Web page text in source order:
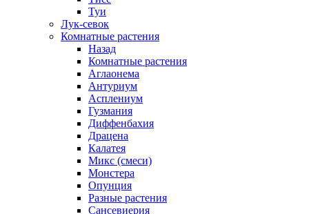
Туи
Лук-севок
Комнатные растения
Назад
Комнатные растения
Аглаонема
Антуриум
Асплениум
Гузмания
Диффенбахия
Драцена
Калатея
Микс (смеси)
Монстера
Опунция
Разные растения
Сансевиерия